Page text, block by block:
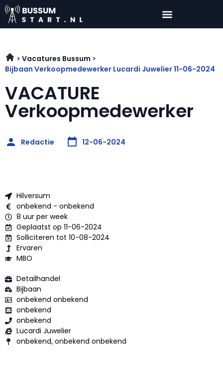
Vacatures Bussum
Bijbaan Verkoopmedewerker Lucardi Juwelier 11-06-2024
VACATURE
Verkoopmedewerker
Redactie 12-06-2024
Hilversum
onbekend - onbekend
8 uur per week
Geplaatst op 11-06-2024
Solliciteren tot 10-08-2024
Ervaren
MBO
Detailhandel
Bijbaan
onbekend onbekend
onbekend
onbekend
Lucardi Juwelier
onbekend, onbekend onbekend